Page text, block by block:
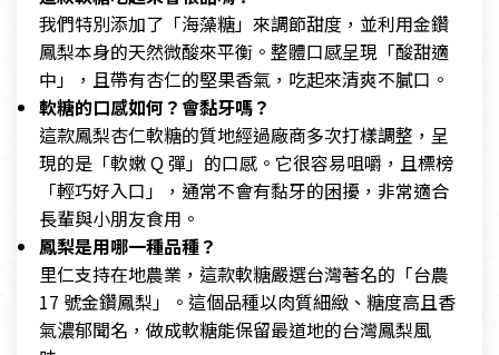
我們特別添加了「海藻糖」來調節甜度，並利用金鑽
鳳梨本身的天然微酸來平衡。整體口感呈現「酸甜適
中」，且帶有杏仁的堅果香氣，吃起來清爽不膩口。
軟糖的口感如何？會黏牙嗎？
這款鳳梨杏仁軟糖的質地經過廠商多次打樣調整，呈
現的是「軟嫩 Q 彈」的口感。它很容易咀嚼，且標榜
「輕巧好入口」，通常不會有黏牙的困擾，非常適合
長輩與小朋友食用。
鳳梨是用哪一種品種？
里仁支持在地農業，這款軟糖嚴選台灣著名的「台農
17 號金鑽鳳梨」。這個品種以肉質細緻、糖度高且香
氣濃郁聞名，做成軟糖能保留最道地的台灣鳳梨風